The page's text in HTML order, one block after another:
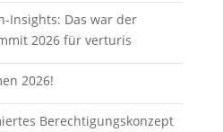
Insights: Das war der
2026 für verturis
2026!
Berechtigungskonzept